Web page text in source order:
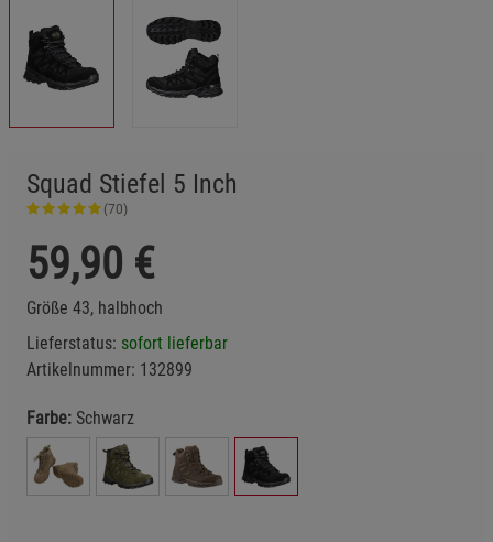
Squad Stiefel 5 Inch
(70)
59,90 €
Größe 43, halbhoch
Lieferstatus: sofort lieferbar
Artikelnummer: 132899
Farbe: Schwarz